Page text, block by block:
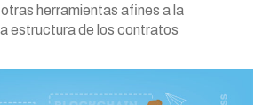
herramientas afines a la
estructura de los contratos